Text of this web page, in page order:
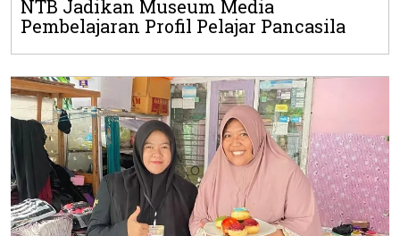
NTB Jadikan Museum Media
Pembelajaran Profil Pelajar Pancasila